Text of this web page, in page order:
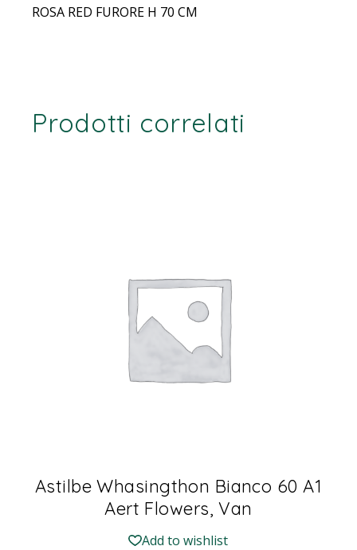
ROSA RED FURORE H 70 CM
Prodotti correlati
Astilbe Whasingthon Bianco 60 A1
Aert Flowers, Van
Add to wishlist